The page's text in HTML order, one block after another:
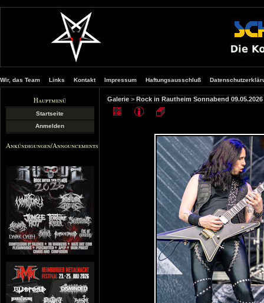
Wir, das Team Links Kontakt Impressum Haftungsausschluß
Hauptmenü
Startseite
Anmelden
Ankündigungen/Announcements
Galerie > Rock in Rautheim Sonnabend 09.05.2026